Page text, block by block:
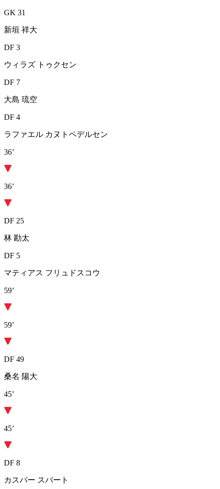
GK 31
新垣 祥大
DF 3
ウィラズ トゥクセン
DF 7
大島 琉空
DF 4
ラファエル カヌトペデルセン
36’
36’
DF 25
林 勘太
DF 5
マティアス フリュドスコウ
59’
59’
DF 49
桑名 陽大
45’
45’
DF 8
カスパー スバート